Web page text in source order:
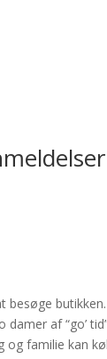
besøge butikken.
damer af “go’
og familie kan